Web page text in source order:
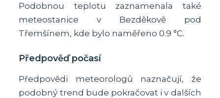
Podobnou teplotu zaznamenala také
meteostanice v Bezděkově pod
Třemšínem, kde bylo naměřeno 0.9 °C.
Předpověď počasí
Předpovědi meteorologů naznačují, že
podobný trend bude pokračovat i v dalších